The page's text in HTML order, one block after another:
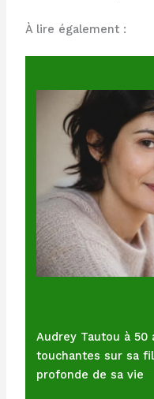
À lire également :
Audrey Tautou à 50
touchantes sur sa
profonde de sa vie